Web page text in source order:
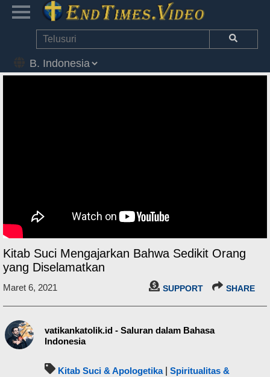
Kitab Suci Mengajarkan Bahwa Sedikit Orang
yang Diselamatkan
Maret 6, 2021 SUPPORT SHARE
vatikankatolik.id - Saluran dalam Bahasa
Indonesia
Kitab Suci & Apologetika| Spiritualitas &